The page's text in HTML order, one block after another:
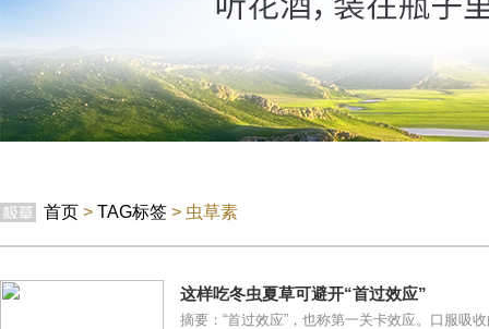
首页 > TAG标签 > 虫草素
这样吃冬虫夏草可避开“首过效应”
摘要：“首过效应”，也称第一关卡效应。口服吸